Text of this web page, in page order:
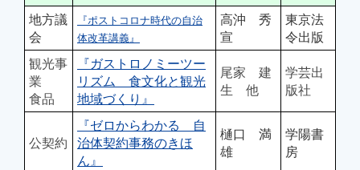
地方議
会
『ポストコロナ時代の自治
体改革講義』
高沖 秀
宣
東京法
令出版
観光事
業
食品
『ガストロノミーツー
リズム 食文化と観光
地域づくり』
尾家 建
生 他
学芸出
版社
公契約
『ゼロからわかる 自
治体契約事務のきほ
ん』
樋口 満
雄
学陽書
房